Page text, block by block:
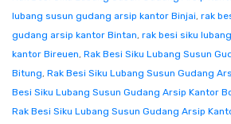
lubang susun gudang arsip kantor Binjai, rak
gudang arsip kantor Bintan, rak besi siku
kantor Bireuen, Rak Besi Siku Lubang Susun
Bitung, Rak Besi Siku Lubang Susun Gudang
Besi Siku Lubang Susun Gudang Arsip Kantor
Rak Besi Siku Lubang Susun Gudang Arsip